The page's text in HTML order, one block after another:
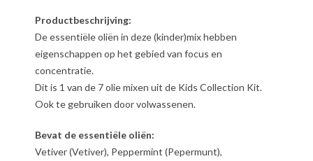
Productbeschrijving:
De essentiële oliën in deze (kinder)mix hebben
eigenschappen op het gebied van focus en
concentratie.
Dit is 1 van de 7 olie mixen uit de Kids Collection Kit.
Ook te gebruiken door volwassenen.
Bevat de essentiële oliën:
Vetiver (Vetiver), Peppermint (Pepermunt),